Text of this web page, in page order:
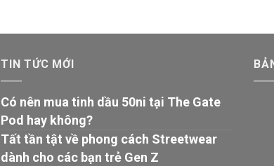
TIN TỨC MỚI
Có nên mua tinh dầu 50ni tại The Gate
Pod hay không?
Tất tần tật về phong cách Streetwear
dành cho các bạn trẻ Gen Z